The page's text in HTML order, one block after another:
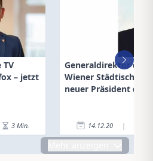
TV
– jetzt
3 Min.
Generaldirektor der
Wiener Städtischen
neuer Präsident des
14.12.20 |